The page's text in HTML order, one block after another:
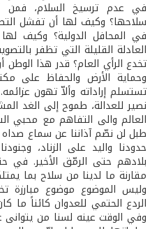
في عدم ترسيخ السلام،
سلاحها؟ وكيف لها أن تفشل
في المحافل الدولية؟ وكيف لها
العادلة القليلة التي تظفر
تخدع الرأي العام؟ قدر هذا
وحماية الأرض والحفاظ على
تستسلم إراداته وألاّ تهون
نصير للعدالة، طموح إلى الغد
العالم والى التفاهم مع محبي
طبل لن نصّم آذاننا عن سماع
حدودنا واليد على الزناد،
بلادهم حتى الرمّق الأخير. في
مقارنة ما لدينا من سلاح بما
وليس الموضوع موضوع مبارزة
الردع الحتمي للعدوان كائناً ما
وفي الوقت عينه لسنا من